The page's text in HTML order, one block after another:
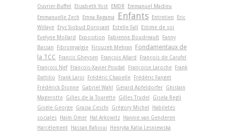
Ouvrier-Buffet
Elizabeth Yost EMDR
Emmanuel Madieu
Emmanuelle Zech
Emna Ragama Enfants Entretien
Eric
Willaye
Eryc Siobud Dorocant Estelle Fall
Estime de soi
Evelyne Mollard
Exposition Fabienne Boudreault
Fanny
Bassan
Fibromyalgie Firouzeh Mehran
Fondamentaux de
la TCC
Francis Gheysen François Allard
François de Carufel
François Nef
François-Xavier Poudat Françoise Laroche
Frank
Dattilio
Frank Laroi Frédéric Chapelle
Frédéric Fanget
Frédérick Dionne Gabriel Wahl Gérard Apfeldorfer Ghislain
Magerotte Gilles de la Tourette Gilles Trudel
Gisela Regli
Gisèle George Grazia Ceschi Grégory Michel
Habiletés
sociales
Haim Omer Hal Arkowitz
Hannie van Genderen
Harcèlement
Hassan Rahioui
Henryka Katia Lesniewska